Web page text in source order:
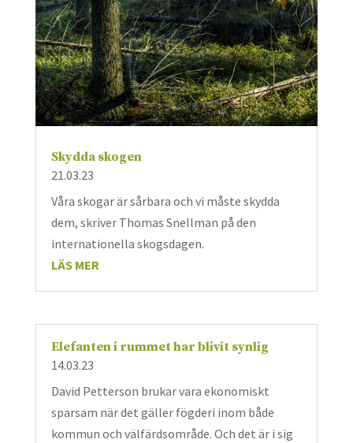
Skydda skogen
21.03.23
Våra skogar är sårbara och vi måste skydda
dem, skriver Thomas Snellman på den
internationella skogsdagen.
LÄS MER
Elefanten i rummet har blivit synlig
14.03.23
David Petterson brukar vara ekonomiskt
sparsam när det gäller fögderi inom både
kommun och välfärdsområde. Och det är i sig